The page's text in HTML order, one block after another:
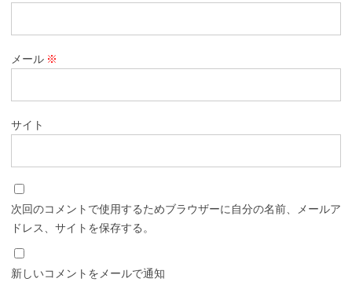
メール ※
サイト
次回のコメントで使用するためブラウザーに自分の名前、メールア
ドレス、サイトを保存する。
新しいコメントをメールで通知